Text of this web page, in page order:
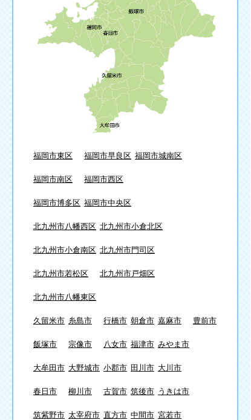
福岡市東区
福岡市南区
福岡市博多区
福岡市早良区
福岡市西区
福岡市中央区
福岡市城南区
北九州市八幡西区
北九州市小倉南区
北九州市小倉北区
北九州市門司区
北九州市若松区
北九州市八幡東区
北九州市戸畑区
久留米市
飯塚市
大牟田市
春日市
筑紫野市
糸島市
宗像市
大野城市
柳川市
太宰府市
行橋市
八女市
小郡市
古賀市
直方市
朝倉市
福津市
田川市
筑後市
中間市
嘉麻市
みやま市
大川市
うきは市
宮若市
豊前市